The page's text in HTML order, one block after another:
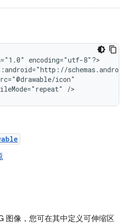
encoding="utf-8"?>
/>
图像，您可在其中定义可伸缩区